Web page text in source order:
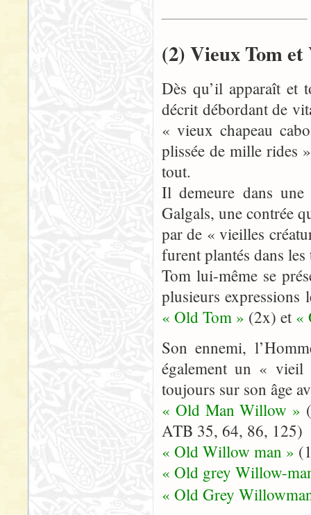
(2) Vieux Tom
Dès qu’il apparaît et
décrit débordant de
« vieux chapeau
plissée de mille rides
tout.
Il demeure dans
Galgals, une contrée
par de « vieilles
furent plantés dans
Tom lui-même se
plusieurs
« Old Tom » (2x) et «
Son ennemi,
également un « vieil
toujours sur son âge
« Old Man Willow »
ATB 35, 64, 86, 125)
« Old Willow man »
« Old grey Willow-
« Old Grey